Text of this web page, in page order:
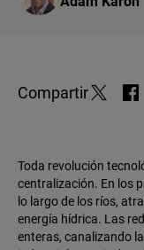
Compartir
Toda revolución
centralización. En los
lo largo de los ríos,
energía hídrica. Las
enteras, canalizando